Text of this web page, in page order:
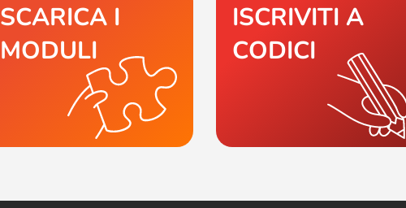
SCARICA I
MODULI
ISCRIVITI A
CODICI